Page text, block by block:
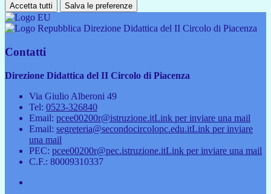
Accetta tutti Salva le preferenze
Direzione Didattica del II Circolo di Piacenza
Contatti
Direzione Didattica del II Circolo di Piacenza
Via Giulio Alberoni 49
Tel: 0523-326840
Email: pcee00200r@istruzione.itLink per inviare una mail
Email: segreteria@secondocircolopc.edu.itLink per inviare
una mail
PEC: pcee00200r@pec.istruzione.itLink per inviare una mail
C.F.: 80009310337